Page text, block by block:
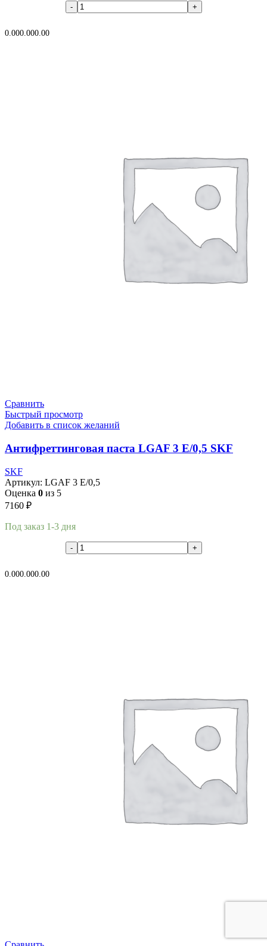
0.000.000.00
Сравнить
Быстрый просмотр
Добавить в список желаний
Антифреттинговая паста LGAF 3 E/0,5 SKF
SKF
Артикул: LGAF 3 E/0,5
Оценка 0 из 5
7160 ₽
Под заказ 1-3 дня
0.000.000.00